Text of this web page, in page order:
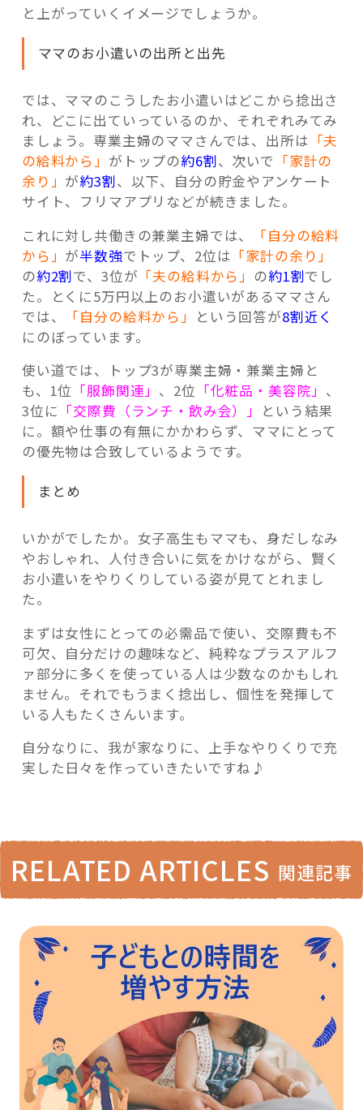
と上がっていくイメージでしょうか。
ママのお小遣いの出所と出先
では、ママのこうしたお小遣いはどこから捻出さ
れ、どこに出ていっているのか、それぞれみてみ
ましょう。専業主婦のママさんでは、出所は 「夫
の給料から」 がトップの約6割、次いで 「家計の
余り」 が約3割、以下、自分の貯金やアンケート
サイト、フリマアプリなどが続きました。
これに対し共働きの兼業主婦では、
「自分の給料
から」 が半数強でトップ、2位は 「家計の余り」
の約2割で、3位が 「夫の給料から」 の約1割でし
た。とくに5万円以上のお小遣いがあるママさん
では、
「自分の給料から」 という回答が8割近く
にのぼっています。
使い道では、トップ3が専業主婦・兼業主婦と
も、1位 「服飾関連」 、2位 「化粧品・美容院」 、
3位に 「交際費（ランチ・飲み会）」
という結果
に。額や仕事の有無にかかわらず、ママにとって
の優先物は合致しているようです。
まとめ
いかがでしたか。女子高生もママも、身だしなみ
やおしゃれ、人付き合いに気をかけながら、賢く
お小遣いをやりくりしている姿が見てとれまし
た。
まずは女性にとっての必需品で使い、交際費も不
可欠、自分だけの趣味など、純粋なプラスアルフ
ァ部分に多くを使っている人は少数なのかもしれ
ません。それでもうまく捻出し、個性を発揮して
いる人もたくさんいます。
自分なりに、我が家なりに、上手なやりくりで充
実した日々を作っていきたいですね♪
RELATED ARTICLES 関連記事